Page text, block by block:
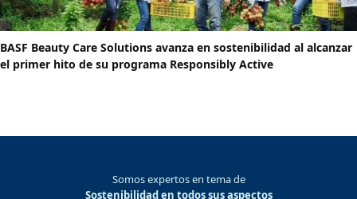
BASF Beauty Care Solutions avanza en sostenibilidad al alcanzar
el primer hito de su programa Responsibly Active
Somos expertos en tema de
Sostenibilidad en todos sus aspectos